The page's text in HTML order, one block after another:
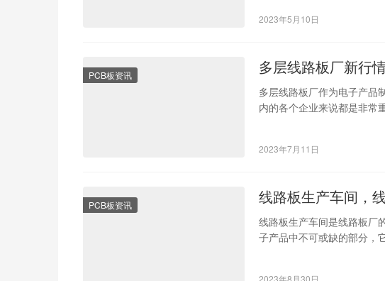
2023年5月10日
PCB板资讯 多层线路板厂新行
多层线路板厂作为电子产品
内的各个企业来说都是非常
2023年7月11日
PCB板资讯 线路板生产车间，
线路板生产车间是线路板厂
子产品中不可或缺的部分，